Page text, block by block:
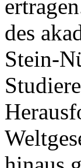
des
Stein-